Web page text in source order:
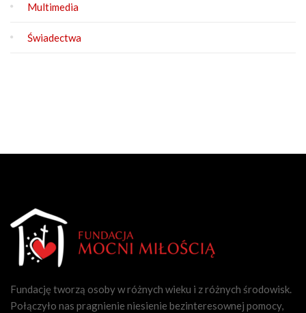
Multimedia
Świadectwa
Fundację tworzą osoby w różnych wieku i z różnych środowisk.
Połączyło nas pragnienie niesienie bezinteresownej pomocy,